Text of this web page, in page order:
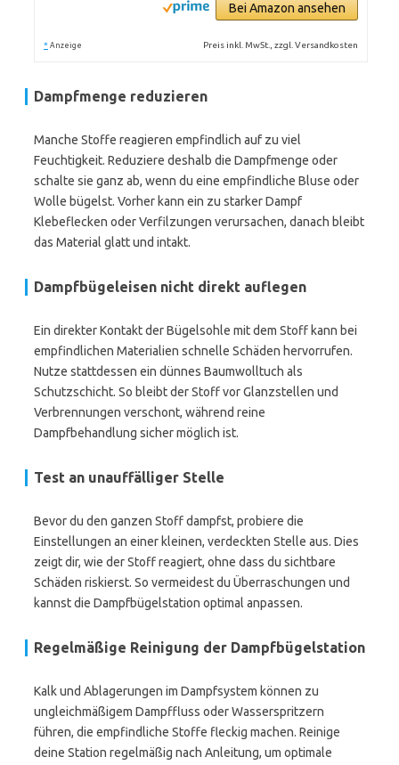
Bei Amazon ansehen
* Anzeige Preis inkl. MwSt., zzgl. Versandkosten
Dampfmenge reduzieren
Manche Stoffe reagieren empfindlich auf zu viel
Feuchtigkeit. Reduziere deshalb die Dampfmenge oder
schalte sie ganz ab, wenn du eine empfindliche Bluse oder
Wolle bügelst. Vorher kann ein zu starker Dampf
Klebeflecken oder Verfilzungen verursachen, danach bleibt
das Material glatt und intakt.
Dampfbügeleisen nicht direkt auflegen
Ein direkter Kontakt der Bügelsohle mit dem Stoff kann bei
empfindlichen Materialien schnelle Schäden hervorrufen.
Nutze stattdessen ein dünnes Baumwolltuch als
Schutzschicht. So bleibt der Stoff vor Glanzstellen und
Verbrennungen verschont, während reine
Dampfbehandlung sicher möglich ist.
Test an unauffälliger Stelle
Bevor du den ganzen Stoff dampfst, probiere die
Einstellungen an einer kleinen, verdeckten Stelle aus. Dies
zeigt dir, wie der Stoff reagiert, ohne dass du sichtbare
Schäden riskierst. So vermeidest du Überraschungen und
kannst die Dampfbügelstation optimal anpassen.
Regelmäßige Reinigung der Dampfbügelstation
Kalk und Ablagerungen im Dampfsystem können zu
ungleichmäßigem Dampffluss oder Wasserspritzern
führen, die empfindliche Stoffe fleckig machen. Reinige
deine Station regelmäßig nach Anleitung, um optimale